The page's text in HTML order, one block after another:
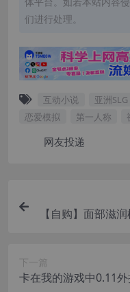
们进行处理。
互动小说 亚洲SLG
恋爱模拟
第一人称
网友投递
【自购】面部滋
下一篇
卡在我的游戏中0.11